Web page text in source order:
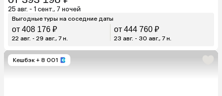
25 авг. - 1 сент., 7 ночей
Выгодные туры на соседние даты
от 408 176 ₽
22 авг. - 29 авг., 7 н.
от 444 760 ₽
23 авг. - 30 авг., 7 н.
Кешбэк + 8 001